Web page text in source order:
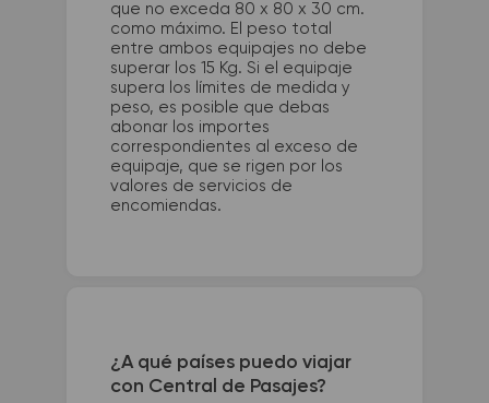
que no exceda 80 x 80 x 30 cm.
como máximo. El peso total
entre ambos equipajes no debe
superar los 15 Kg. Si el equipaje
supera los límites de medida y
peso, es posible que debas
abonar los importes
correspondientes al exceso de
equipaje, que se rigen por los
valores de servicios de
encomiendas.
¿A qué países puedo viajar
con Central de Pasajes?